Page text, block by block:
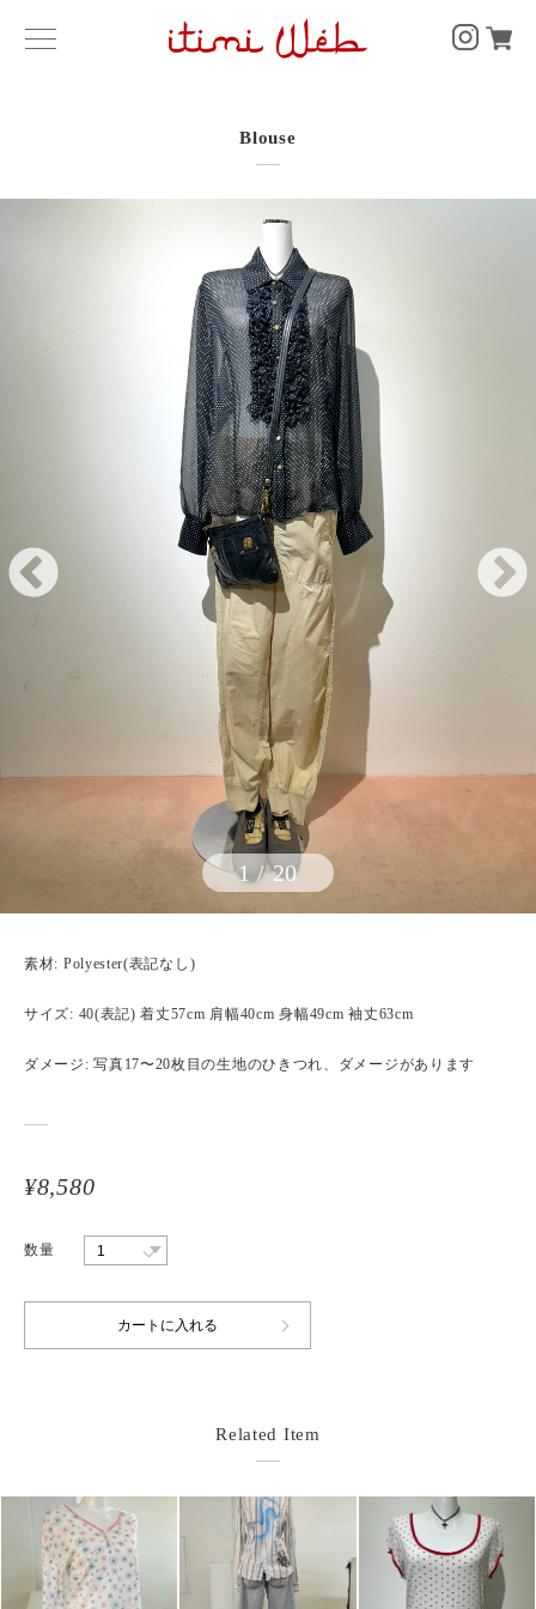
Blouse
1 /20
素材: Polyester(表記なし)
サイズ: 40(表記) 着丈57cm 肩幅40cm 身幅49cm 袖丈63cm
ダメージ: 写真17〜20枚目の生地のひきつれ、ダメージがあります
¥8,580
数量
Related Item